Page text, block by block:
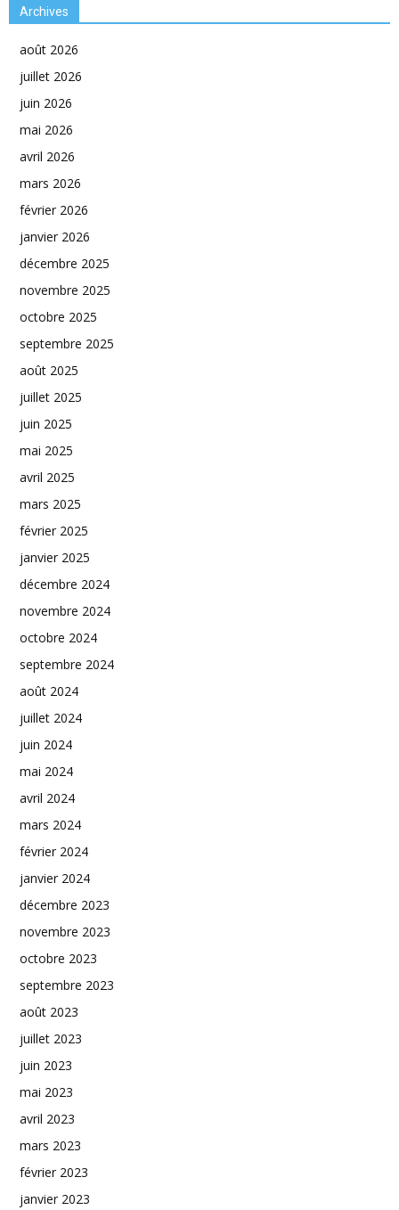
Archives
août 2026
juillet 2026
juin 2026
mai 2026
avril 2026
mars 2026
février 2026
janvier 2026
décembre 2025
novembre 2025
octobre 2025
septembre 2025
août 2025
juillet 2025
juin 2025
mai 2025
avril 2025
mars 2025
février 2025
janvier 2025
décembre 2024
novembre 2024
octobre 2024
septembre 2024
août 2024
juillet 2024
juin 2024
mai 2024
avril 2024
mars 2024
février 2024
janvier 2024
décembre 2023
novembre 2023
octobre 2023
septembre 2023
août 2023
juillet 2023
juin 2023
mai 2023
avril 2023
mars 2023
février 2023
janvier 2023